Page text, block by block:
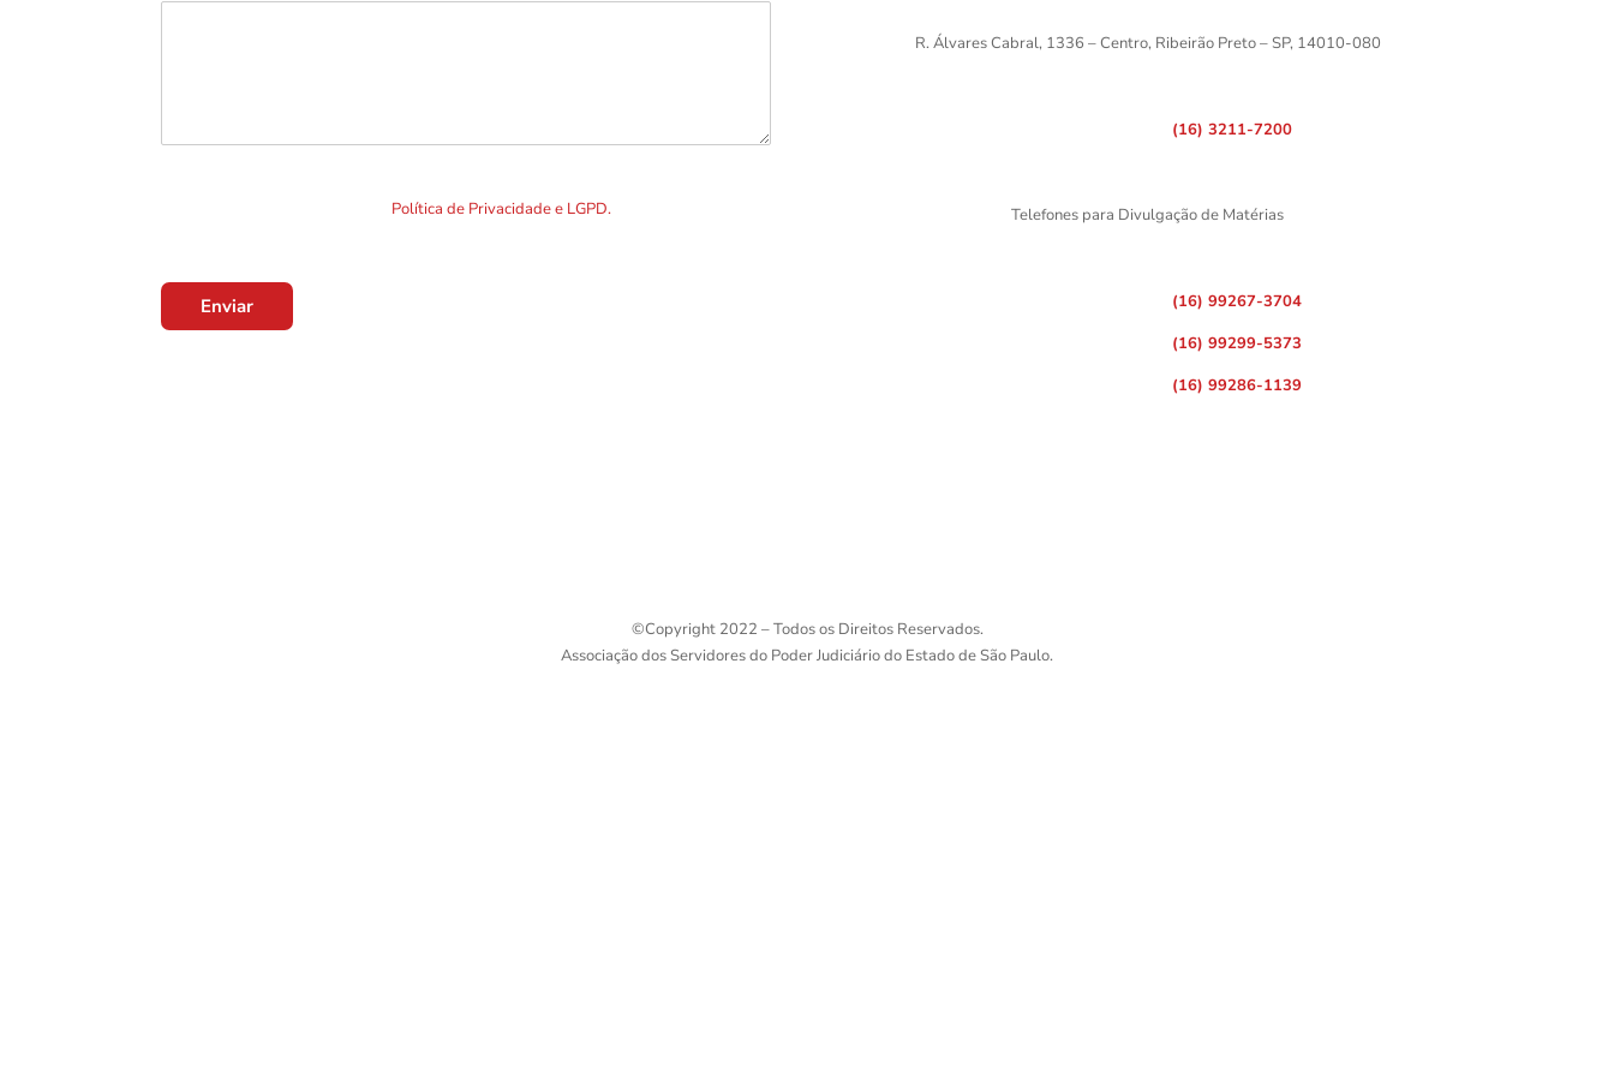
Política de Privacidade e LGPD.
Enviar
R. Álvares Cabral, 1336 – Centro, Ribeirão Preto – SP, 14010-080
(16) 3211-7200
Telefones para Divulgação de Matérias
(16) 99267-3704
(16) 99299-5373
(16) 99286-1139
©Copyright 2022 – Todos os Direitos Reservados.
Associação dos Servidores do Poder Judiciário do Estado de São Paulo.